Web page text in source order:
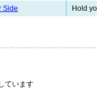
Side Hold
ています